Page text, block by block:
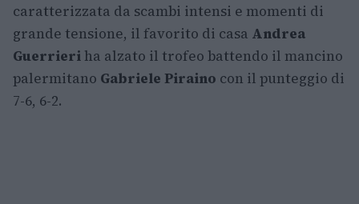
caratterizzata da scambi intensi e momenti di
grande tensione, il favorito di casa Andrea
Guerrieri ha alzato il trofeo battendo il mancino
palermitano Gabriele Piraino con il punteggio di
7-6, 6-2.